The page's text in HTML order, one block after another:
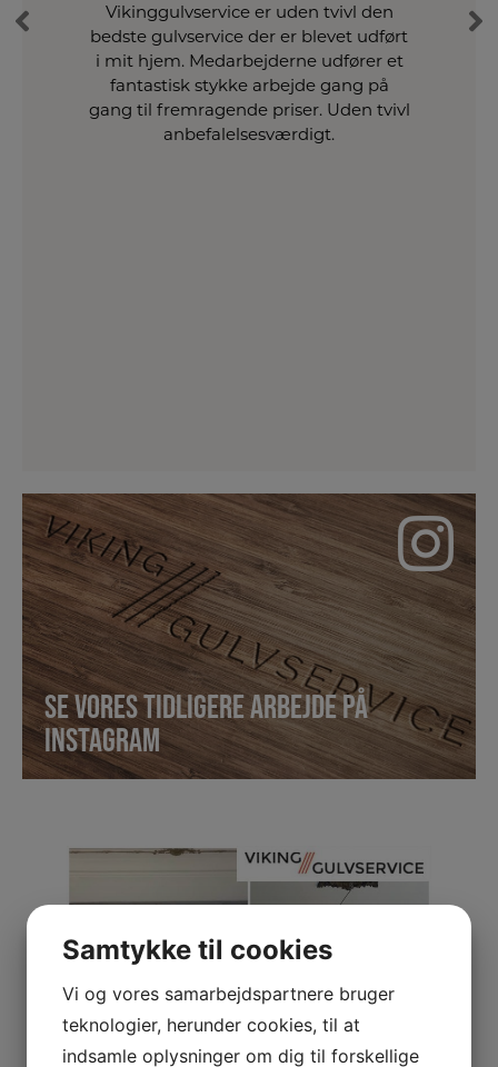
Vikinggulvservice er uden tvivl den
bedste gulvservice der er blevet udført
i mit hjem. Medarbejderne udfører et
fantastisk stykke arbejde gang på
gang til fremragende priser. Uden tvivl
anbefalelsesværdigt.
SE VORES TIDLIGERE ARBEJDE PÅ
INSTAGRAM
Samtykke til cookies
Vi og vores samarbejdspartnere bruger
teknologier, herunder cookies, til at
indsamle oplysninger om dig til forskellige